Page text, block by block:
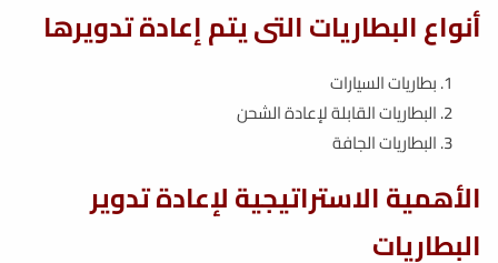
أنواع البطاريات التى يتم إعادة تدويرها
بطاريات السيارات
البطاريات القابلة لإعادة الشحن
البطاريات الجافة
الأهمية الاستراتيجية لإعادة تدوير
البطاريات